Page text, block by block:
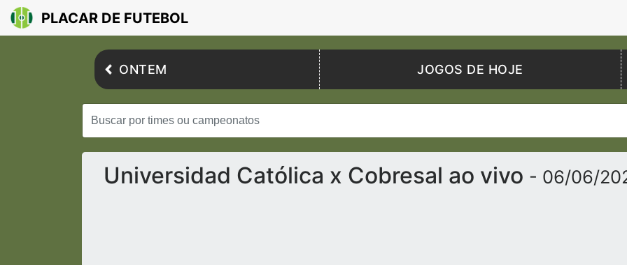
PLACAR DE FUTEBOL
ONTEM JOGOS DE HOJE
Universidad Católica x Cobresal ao vivo - 06/06/